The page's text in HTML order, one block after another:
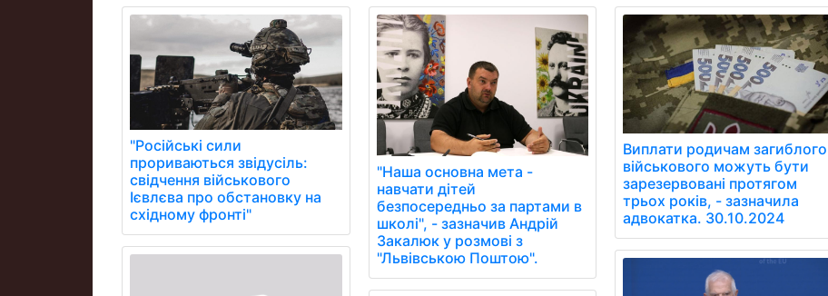
"Російські сили
прориваються звідусіль:
свідчення військового
Ієвлєва про обстановку на
східному фронті"
"Наша основна мета -
навчати дітей
безпосередньо за партами в
школі", - зазначив Андрій
Закалюк у розмові з
"Львівською Поштою".
Виплати родичам загиблого
військового можуть бути
зарезервовані протягом
трьох років, - зазначила
адвокатка. 30.10.2024